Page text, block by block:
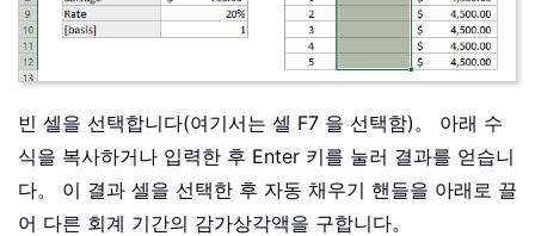
빈 셀을 선택합니다(여기서는 셀 F7 을 선택함)。 아래 수
식을 복사하거나 입력한 후 Enter 키를 눌러 결과를 얻습니
다。 이 결과 셀을 선택한 후 자동 채우기 핸들을 아래로 끌
어 다른 회계 기간의 감가상각액을 구합니다。